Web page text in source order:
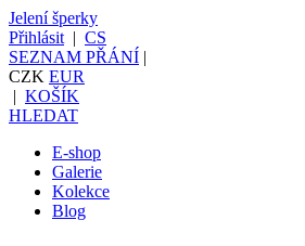
Jelení šperky
Přihlásit | CS
SEZNAM PŘÁNÍ |
CZK EUR
| KOŠÍK
HLEDAT
E-shop
Galerie
Kolekce
Blog